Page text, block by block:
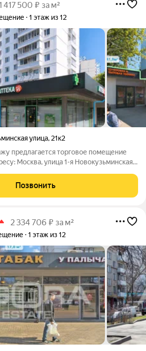
417 500 ₽ за м²
1 этаж из 12
улица, 21к2
предлагается торговое помещение
Москва, улица 1-я Новокузьминская
от станции метро «Рязанский
Позвонить
2 334 706 ₽ за м²
1 этаж из 12